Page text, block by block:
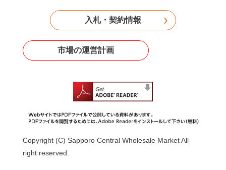
入札・契約情報
市場の運営計画
Copyright (C) Sapporo Central Wholesale Market All
right reserved.